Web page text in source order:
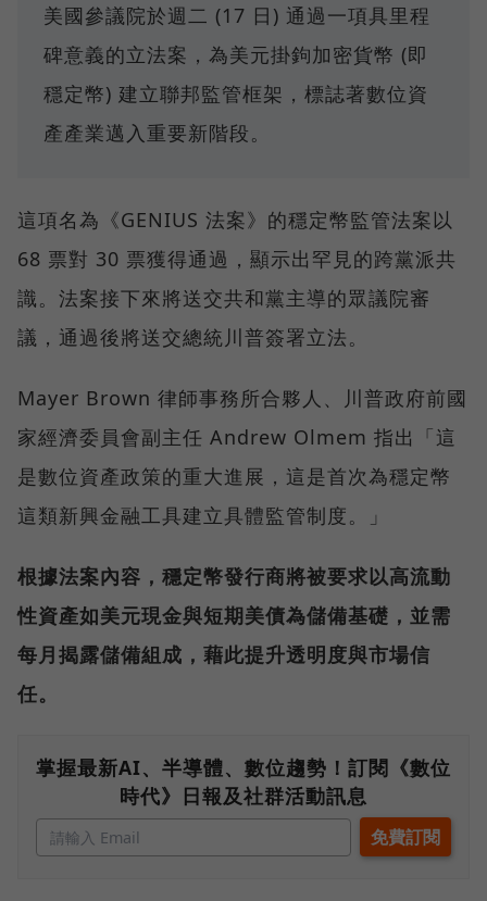
美國參議院於週二 (17 日) 通過一項具里程
碑意義的立法案，為美元掛鉤加密貨幣 (即
穩定幣) 建立聯邦監管框架，標誌著數位資
產產業邁入重要新階段。
這項名為《GENIUS 法案》的穩定幣監管法案以
68 票對 30 票獲得通過，顯示出罕見的跨黨派共
識。法案接下來將送交共和黨主導的眾議院審
議，通過後將送交總統川普簽署立法。
Mayer Brown 律師事務所合夥人、川普政府前國
家經濟委員會副主任 Andrew Olmem 指出「這
是數位資產政策的重大進展，這是首次為穩定幣
這類新興金融工具建立具體監管制度。」
根據法案內容，穩定幣發行商將被要求以高流動
性資產如美元現金與短期美債為儲備基礎，並需
每月揭露儲備組成，藉此提升透明度與市場信
任。
掌握最新AI、半導體、數位趨勢！訂閱《數位
時代》日報及社群活動訊息